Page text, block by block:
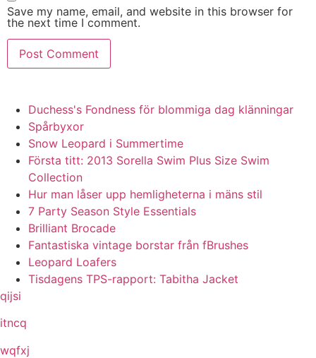
Save my name, email, and website in this browser for
the next time I comment.
Duchess's Fondness för blommiga dag klänningar
Spårbyxor
Snow Leopard i Summertime
Första titt: 2013 Sorella Swim Plus Size Swim
Collection
Hur man låser upp hemligheterna i mäns stil
7 Party Season Style Essentials
Brilliant Brocade
Fantastiska vintage borstar från fBrushes
Leopard Loafers
Tisdagens TPS-rapport: Tabitha Jacket
qijsi
itncq
wqfxj